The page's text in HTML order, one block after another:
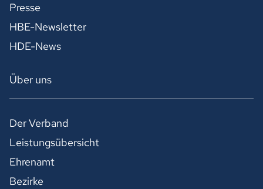
Presse
HBE-Newsletter
HDE-News
Über uns
Der Verband
Leistungsübersicht
Ehrenamt
Bezirke